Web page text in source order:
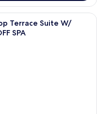
moderner Balkon im Freien mit
Terrace Suite W/
SPA